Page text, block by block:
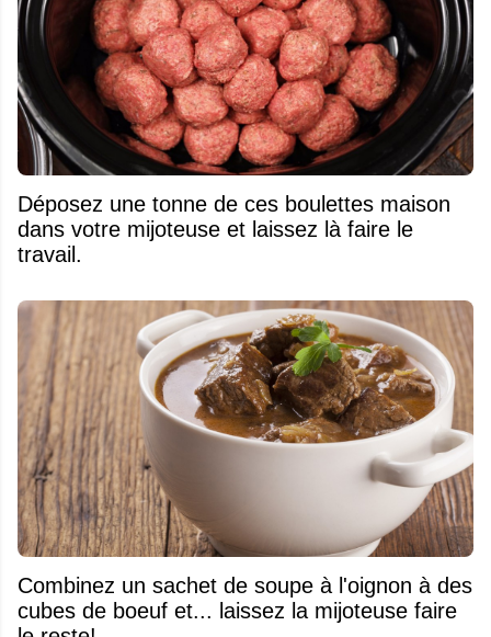
Déposez une tonne de ces boulettes maison
dans votre mijoteuse et laissez là faire le
travail.
Combinez un sachet de soupe à l'oignon à des
cubes de boeuf et... laissez la mijoteuse faire